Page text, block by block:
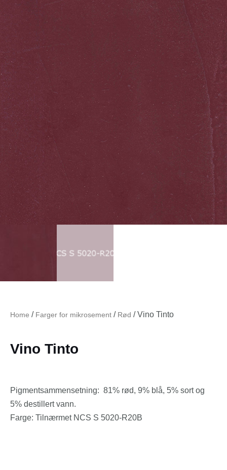
Home / Farger for mikrosement / Rød / Vino Tinto
Vino Tinto
Pigmentsammensetning: 81% rød, 9% blå, 5% sort og
5% destillert vann.
Farge: Tilnærmet NCS S 5020-R20B